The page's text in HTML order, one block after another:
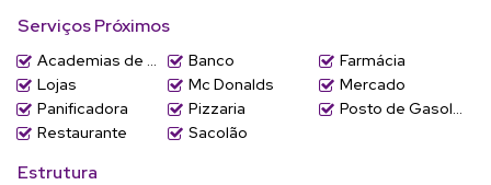
espaço gourmet-playground e brinquedoteca.
Vamos conhecer? Entre em contato e agendamos sua visita.
Aluguel R$ 4.500,00 + taxas.
Serviços Próximos
Academias de ginástica Banco
Farmácia
Lojas
Mc Donalds
Mercado
Panificadora
Pizzaria
Posto de Gasolina
Restaurante
Sacolão
Estrutura